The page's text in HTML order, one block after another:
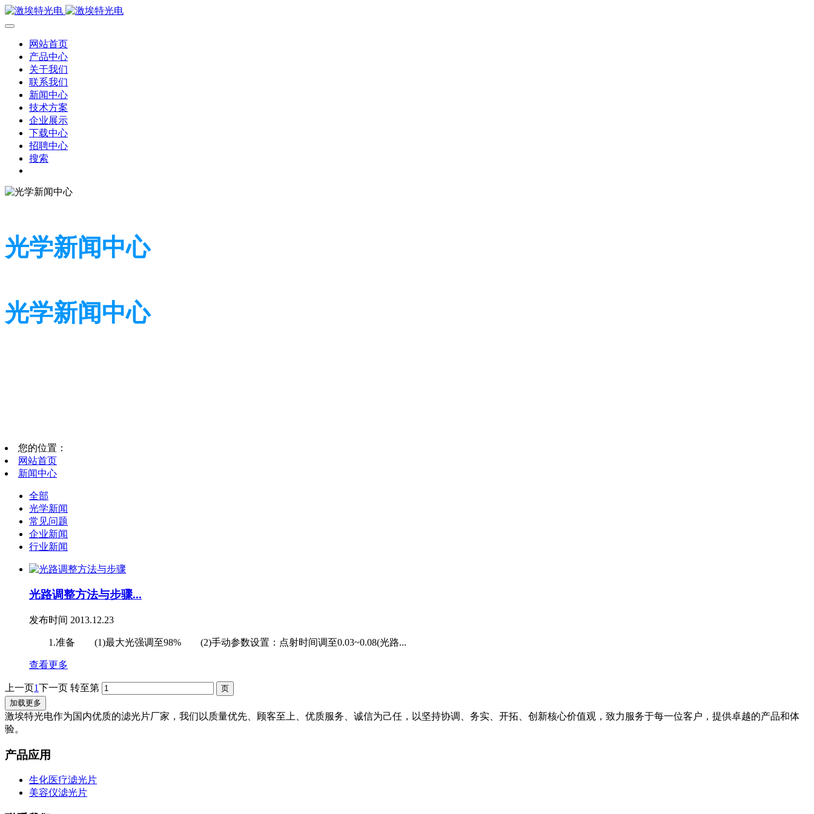
网站首页
产品中心
关于我们
联系我们
新闻中心
技术方案
企业展示
下载中心
招聘中心
搜索
光学新闻中心
光学新闻中心
您的位置：
网站首页
新闻中心
全部
光学新闻
常见问题
企业新闻
行业新闻
光路调整方法与步骤...
发布时间 2013.12.23
1.准备 (1)最大光强调至98% (2)手动参数设置：点射时间调至0.03~0.08(光路...
查看更多
上一页1下一页 转至第
加载更多
激埃特光电作为国内优质的滤光片厂家，我们以质量优先、顾客至上、优质服务、诚信为己任，以坚持协调、务实、开拓、创新核心价值观，致力服务于每一位客户，提供卓越的产品和体
验。
产品应用
生化医疗滤光片
美容仪滤光片